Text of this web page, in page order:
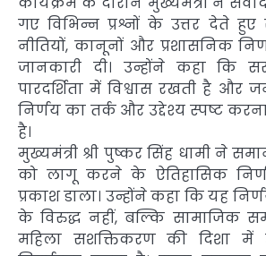
गए विभिन्न प्रश्नों के उत्तर देते
नीतियों, कानूनों और प्रशासनिक
जानकारी दी। उन्होंने कहा कि
पारदर्शिता में विश्वास रखती है
निर्णय का तर्क और उद्देश्य स्पष्ट
है।
मुख्यमंत्री श्री पुष्कर सिंह धामी ने
को लागू करने के ऐतिहासिक
प्रकाश डाला। उन्होंने कहा कि यह
के विरुद्ध नहीं, बल्कि सामाजिक
महिला सशक्तिकरण की दिशा में